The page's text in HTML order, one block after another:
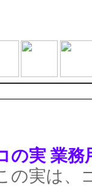
の実 業務
の実は、